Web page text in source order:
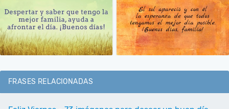
FRASES RELACIONADAS